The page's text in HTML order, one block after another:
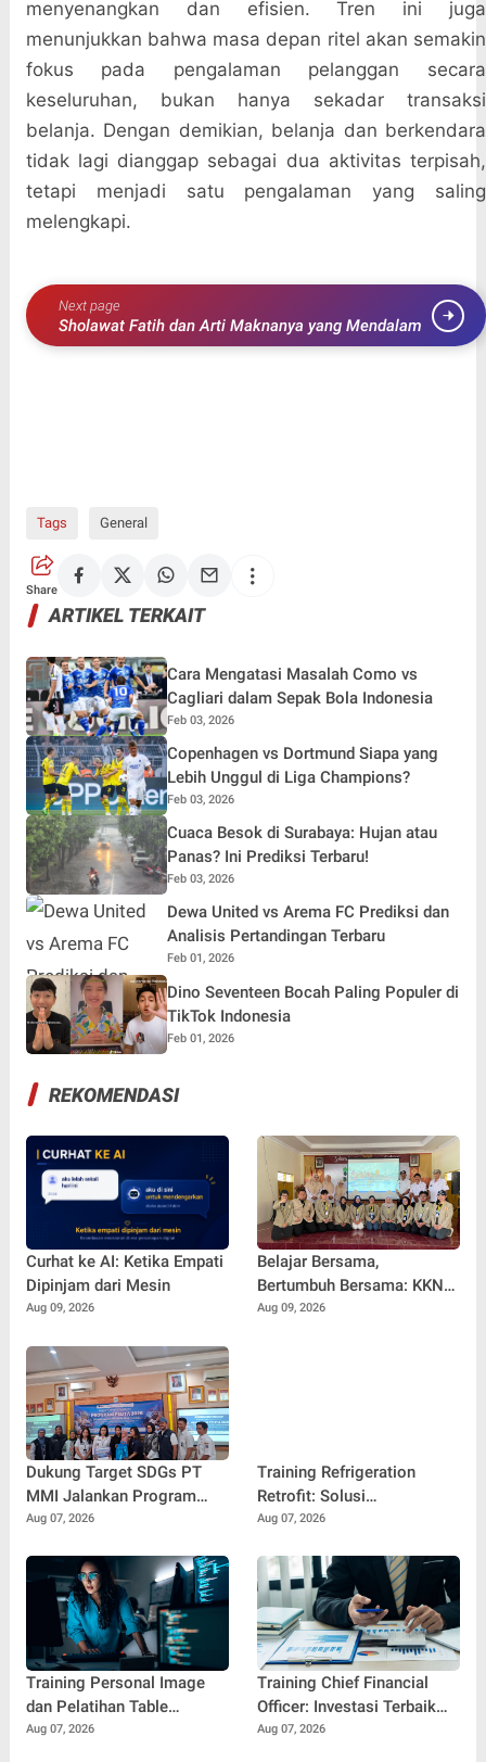
menyenangkan dan efisien. Tren ini juga
menunjukkan bahwa masa depan ritel akan semakin
fokus pada pengalaman pelanggan secara
keseluruhan, bukan hanya sekadar transaksi
belanja. Dengan demikian, belanja dan berkendara
tidak lagi dianggap sebagai dua aktivitas terpisah,
tetapi menjadi satu pengalaman yang saling
melengkapi.
Next page
Sholawat Fatih dan Arti Maknanya yang Mendalam
Tags General
Share
ARTIKEL TERKAIT
Cara Mengatasi Masalah Como vs
Cagliari dalam Sepak Bola Indonesia
Feb 03, 2026
Copenhagen vs Dortmund Siapa yang
Lebih Unggul di Liga Champions?
Feb 03, 2026
Cuaca Besok di Surabaya: Hujan atau
Panas? Ini Prediksi Terbaru!
Feb 03, 2026
Dewa United vs Arema FC Prediksi dan
Analisis Pertandingan Terbaru
Feb 01, 2026
Dino Seventeen Bocah Paling Populer di
TikTok Indonesia
Feb 01, 2026
REKOMENDASI
Curhat ke AI: Ketika Empati
Dipinjam dari Mesin
Aug 09, 2026
Belajar Bersama,
Bertumbuh Bersama: KKN-
PPM UGM Bersama
Aug 09, 2026
Dukung Target SDGs PT
MMI Jalankan Program
Pencegahan Stunting Di
Aug 07, 2026
Training Refrigeration
Retrofit: Solusi
Meningkatkan Efisiensi dan
Pendingin Modern
Aug 07, 2026
Training Personal Image
dan Pelatihan Table
Manners: Kunci
Aug 07, 2026
Training Chief Financial
Officer: Investasi Terbaik
untuk Mencetak Pemimpin
Aug 07, 2026